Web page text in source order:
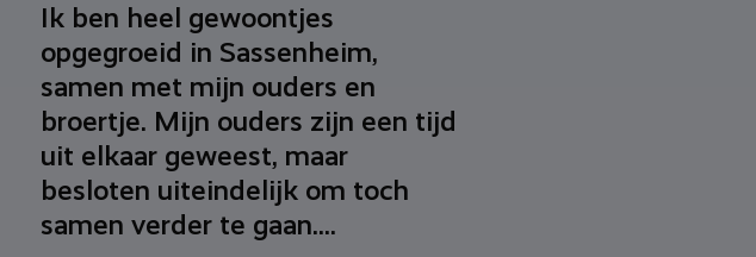
Ik ben heel gewoontjes
opgegroeid in Sassenheim,
samen met mijn ouders en
broertje. Mijn ouders zijn een tijd
uit elkaar geweest, maar
besloten uiteindelijk om toch
samen verder te gaan....